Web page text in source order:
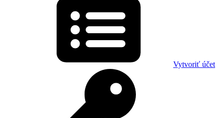
Vytvoriť účet